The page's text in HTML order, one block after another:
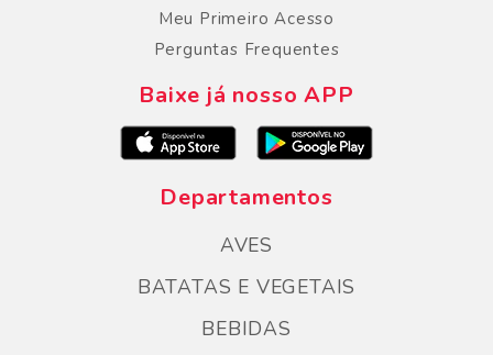
Meu Primeiro Acesso
Perguntas Frequentes
Baixe já nosso APP
Departamentos
AVES
BATATAS E VEGETAIS
BEBIDAS